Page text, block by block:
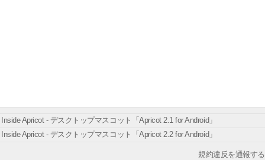
Inside Apricot - デスクトップマスコット「Apricot 2.1 for Android」
Inside Apricot - デスクトップマスコット「Apricot 2.2 for Android」
規約違反を通報する